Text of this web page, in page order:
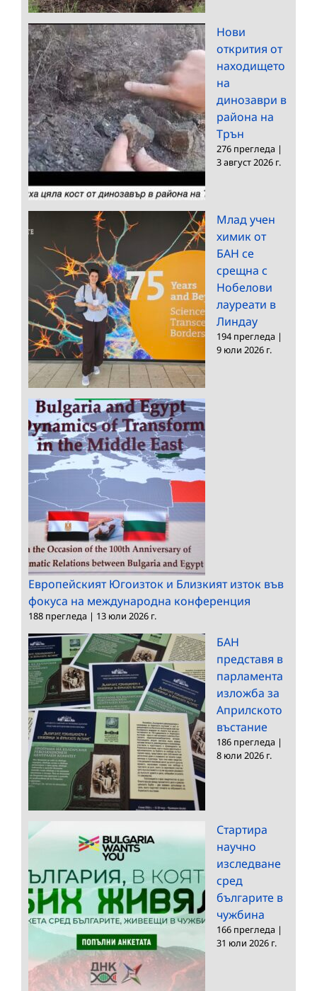
Нови
открития от
находището
на
динозаври в
района на
Трън
276 прегледа |
3 август 2026 г.
Млад учен
химик от
БАН се
срещна с
Нобелови
лауреати в
Линдау
194 прегледа |
9 юли 2026 г.
Европейският Югоизток и Близкият изток във
фокуса на международна конференция
188 прегледа | 13 юли 2026 г.
БАН
представя в
парламента
изложба за
Априлското
въстание
186 прегледа |
8 юли 2026 г.
Стартира
научно
изследване
сред
българите в
чужбина
166 прегледа |
31 юли 2026 г.